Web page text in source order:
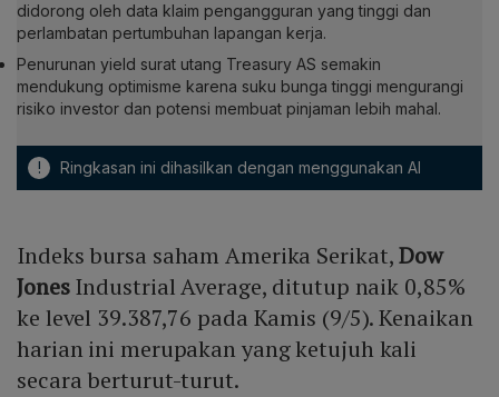
didorong oleh data klaim pengangguran yang tinggi dan
perlambatan pertumbuhan lapangan kerja.
Penurunan yield surat utang Treasury AS semakin
mendukung optimisme karena suku bunga tinggi mengurangi
risiko investor dan potensi membuat pinjaman lebih mahal.
! Ringkasan ini dihasilkan dengan menggunakan AI
Indeks bursa saham Amerika Serikat,Dow
JonesIndustrial Average, ditutup naik 0,85%
ke level 39.387,76 pada Kamis (9/5). Kenaikan
harian ini merupakan yang ketujuh kali
secara berturut-turut.